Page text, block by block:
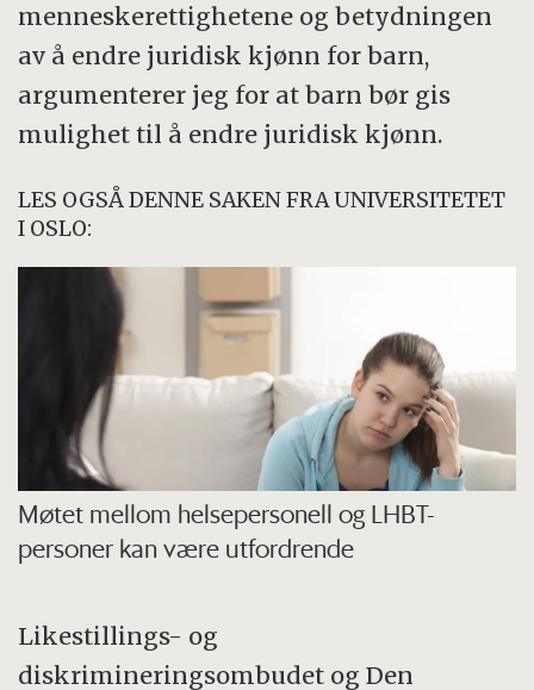
menneskerettighetene og betydningen
av å endre juridisk kjønn for barn,
argumenterer jeg for at barn bør gis
mulighet til å endre juridisk kjønn.
LES OGSÅ DENNE SAKEN FRA UNIVERSITETET
I OSLO:
Møtet mellom helsepersonell og LHBT-
personer kan være utfordrende
Likestillings- og
diskrimineringsombudet og Den